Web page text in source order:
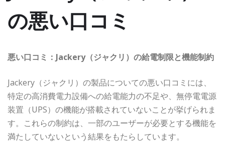
の悪い口コミ
悪い口コミ：Jackery（ジャクリ）の給電制限と機能制約
Jackery（ジャクリ）の製品についての悪い口コミには、
特定の高消費電力設備への給電能力の不足や、無停電電源
装置（UPS）の機能が搭載されていないことが挙げられま
す。これらの制約は、一部のユーザーが必要とする機能を
満たしていないという結果をもたらしています。